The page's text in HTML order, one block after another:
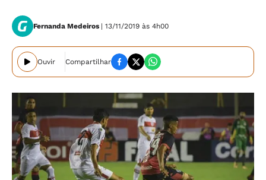
Fernanda Medeiros | 13/11/2019 às 4h00
Ouvir Compartilhar